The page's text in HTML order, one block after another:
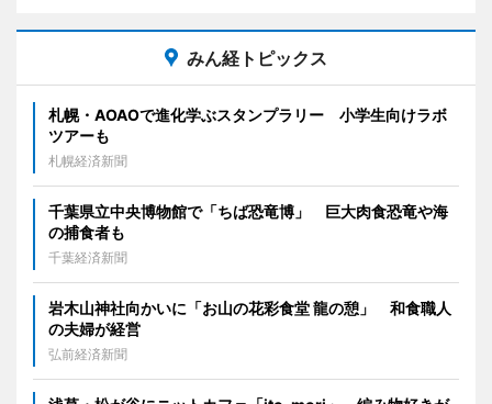
みん経トピックス
札幌・AOAOで進化学ぶスタンプラリー 小学生向けラボ
ツアーも
札幌経済新聞
千葉県立中央博物館で「ちば恐竜博」 巨大肉食恐竜や海
の捕食者も
千葉経済新聞
岩木山神社向かいに「お山の花彩食堂 龍の憩」 和食職人
の夫婦が経営
弘前経済新聞